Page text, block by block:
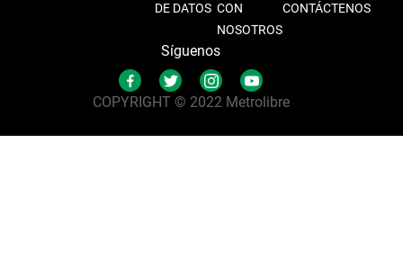
DE DATOS CON
NOSOTROS
CONTÁCTENOS
Síguenos
COPYRIGHT © 2022 Metrolibre